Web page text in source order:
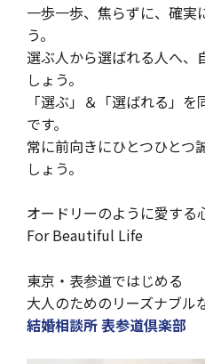
一歩一歩、焦らずに、確実
う。
選ぶ人から選ばれる人へ、
しょう。
「選ぶ」＆「選ばれる」
です。
常に前向きにひとつひとつ
しょう。
オードリーのように愛する
For Beautiful Life
東京・表参道ではじめる
大人のためのリーズナブル
結婚相談所 表参道倶楽部